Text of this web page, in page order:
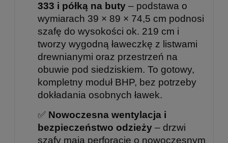
333 i półką na buty – podstawa o
wymiarach 39 × 89 × 74,5 cm podnosi
szafę do wysokości ok. 219 cm i
tworzy wygodną ławeczkę z listwami
drewnianymi oraz przestrzeń na
obuwie pod siedziskiem. To gotowy,
kompletny moduł BHP, bez potrzeby
dokładania osobnych ławek.
✅ Nowoczesna wentylacja i
bezpieczeństwo odzieży – drzwi
szafy mają perforację o nowoczesnym